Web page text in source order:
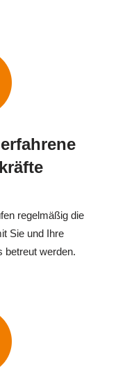
regelmäßig die
Sie und Ihre
betreut werden.